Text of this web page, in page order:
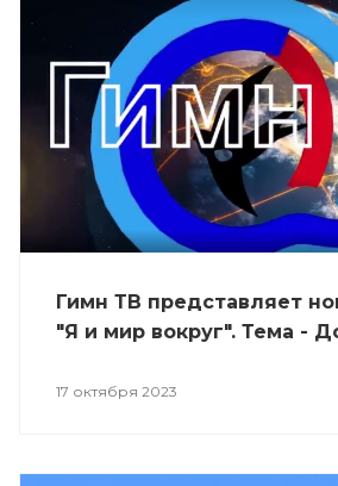
Гимн ТВ представляет
"Я и мир вокруг". Тема -
17 октября 2023